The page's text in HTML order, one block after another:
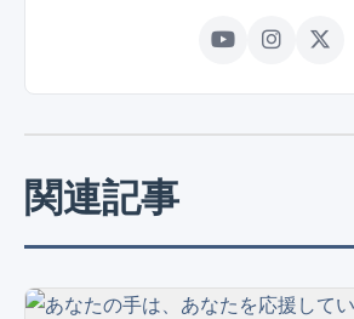
関連記事